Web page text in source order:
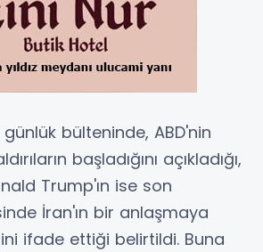
günlük bülteninde, ABD'nin
başladığını açıkladığı,
Trump'ın ise son
İran'ın bir anlaşmaya
ifade ettiği belirtildi. Buna